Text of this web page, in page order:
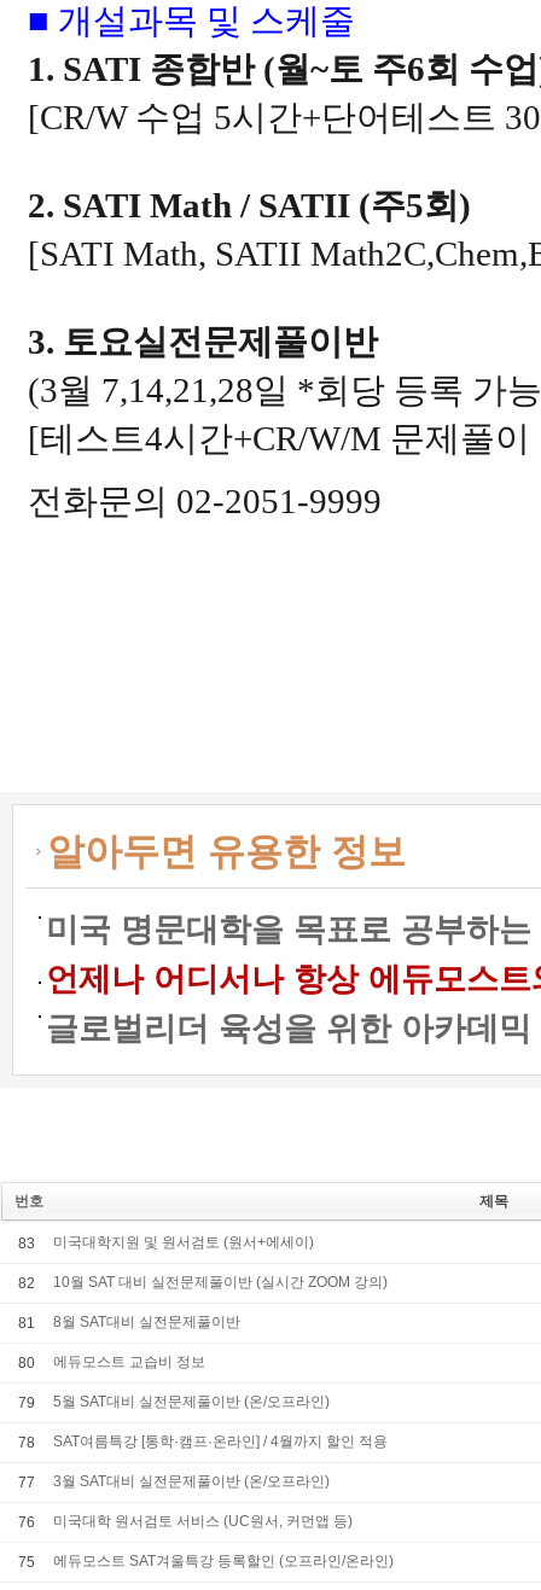
■ 개설과목 및 스케줄
1. SATI 종합반(월~토 주6회 수업
[CR/W 수업 5시간+단어테스트 30
2. SATI Math / SATII (주5회 )
[SATI Math, SATII
3. 토요실전문제풀이반
(3월 7,14,21,28일 *회당 등록 가능
[테스트4시간+CR/W/M 문제풀이
전화문의 02-2051-9999
알아두면 유용한 정보
미국 명문대학을 목표로 공부하
언제나 어디서나 항상 에듀모스
글로벌리더 육성을 위한 아카데
번호 제목
83 미국대학지원 및 원서검토 (원서+에세이)
82 10월 SAT 대비 실전문제풀이반 (실시간 ZOOM 강의)
81 8월 SAT대비 실전문제풀이반
80 에듀모스트 교습비 정보
79 5월 SAT대비 실전문제풀이반 (온/오프라인)
78 SAT여름특강 [통학·캠프·온라인] / 4월까지 할인 적용
77 3월 SAT대비 실전문제풀이반 (온/오프라인)
76 미국대학 원서검토 서비스 (UC원서, 커먼앱 등)
75 에듀모스트 SAT겨울특강 등록할인 (오프라인/온라인)